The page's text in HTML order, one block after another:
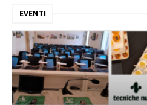
EVENTI